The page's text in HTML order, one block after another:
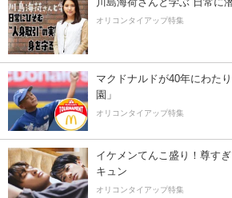
オリコンタイアップ特集
マクドナルドが40年にわた
園」
オリコンタイアップ特集
イケメンてんこ盛り！尊す
キュン
オリコンタイアップ特集